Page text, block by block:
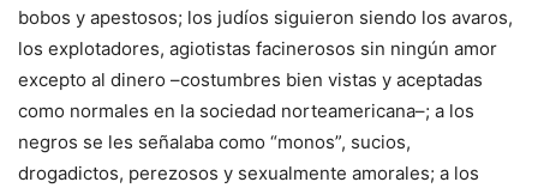
bobos y apestosos; los judíos siguieron siendo los avaros,
los explotadores, agiotistas facinerosos sin ningún amor
excepto al dinero –costumbres bien vistas y aceptadas
como normales en la sociedad norteamericana–; a los
negros se les señalaba como “monos”, sucios,
drogadictos, perezosos y sexualmente amorales; a los